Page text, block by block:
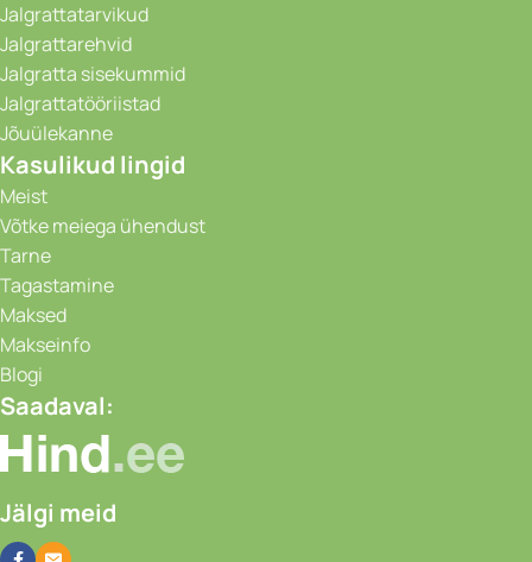
Jalgrattatarvikud
Jalgrattarehvid
Jalgratta sisekummid
Jalgrattatööriistad
Jõuülekanne
Kasulikud lingid
Meist
Võtke meiega ühendust
Tarne
Tagastamine
Maksed
Makseinfo
Blogi
Saadaval:
Jälgi meid